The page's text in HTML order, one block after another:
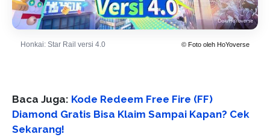
Honkai: Star Rail versi 4.0 © Foto oleh HoYoverse
Baca Juga: Kode Redeem Free Fire (FF)
Diamond Gratis Bisa Klaim Sampai Kapan? Cek
Sekarang!